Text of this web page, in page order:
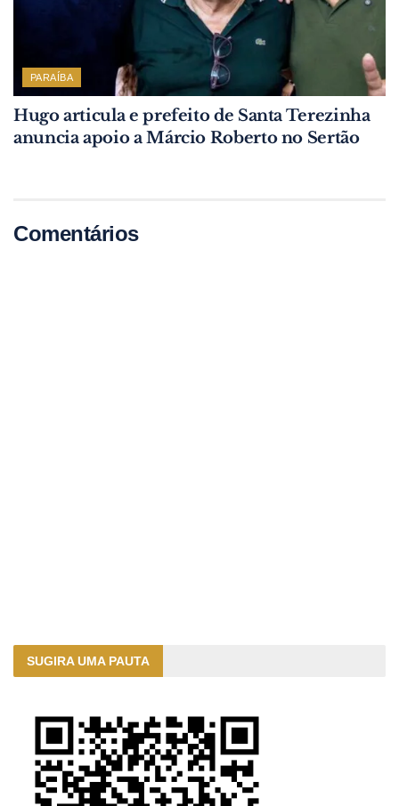
PARAÍBA
Hugo articula e prefeito de Santa Terezinha
anuncia apoio a Márcio Roberto no Sertão
Comentários
SUGIRA UMA PAUTA